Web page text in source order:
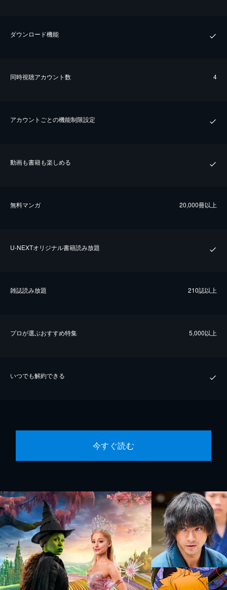
ダウンロード機能
同時視聴アカウント数 4
アカウントごとの機能制限設定
動画も書籍も楽しめる
無料マンガ 20,000冊以上
U-NEXTオリジナル書籍読み放題
雑誌読み放題 210誌以上
プロが選ぶおすすめ特集 5,000以上
いつでも解約できる
今すぐ読む